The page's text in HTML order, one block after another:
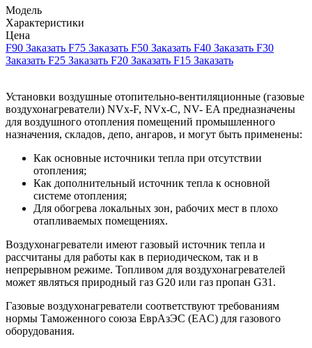
Модель
Характеристики
Цена
F90 Заказать F75 Заказать F50 Заказать F40 Заказать F30
Заказать F25 Заказать F20 Заказать F15 Заказать
Установки воздушные отопительно-вентиляционные (газовые
воздухонагреватели) NVx-F, NVx-C, NV- EA предназначены
для воздушного отопления помещений промышленного
назначения, складов, депо, ангаров, и могут быть применены:
Как основные источники тепла при отсутствии
отопления;
Как дополнительный источник тепла к основной
системе отопления;
Для обогрева локальных зон, рабочих мест в плохо
отапливаемых помещениях.
Воздухонагреватели имеют газовый источник тепла и
рассчитаны для работы как в периодическом, так и в
непрерывном режиме. Топливом для воздухонагревателей
может являться природный газ G20 или газ пропан G31.
Газовые воздухонагреватели соответствуют требованиям
нормы Таможенного союза ЕврАзЭС (EAC) для газового
оборудования.